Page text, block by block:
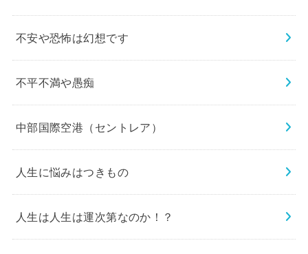
不安や恐怖は幻想です
不平不満や愚痴
中部国際空港（セントレア）
人生に悩みはつきもの
人生は人生は運次第なのか！？